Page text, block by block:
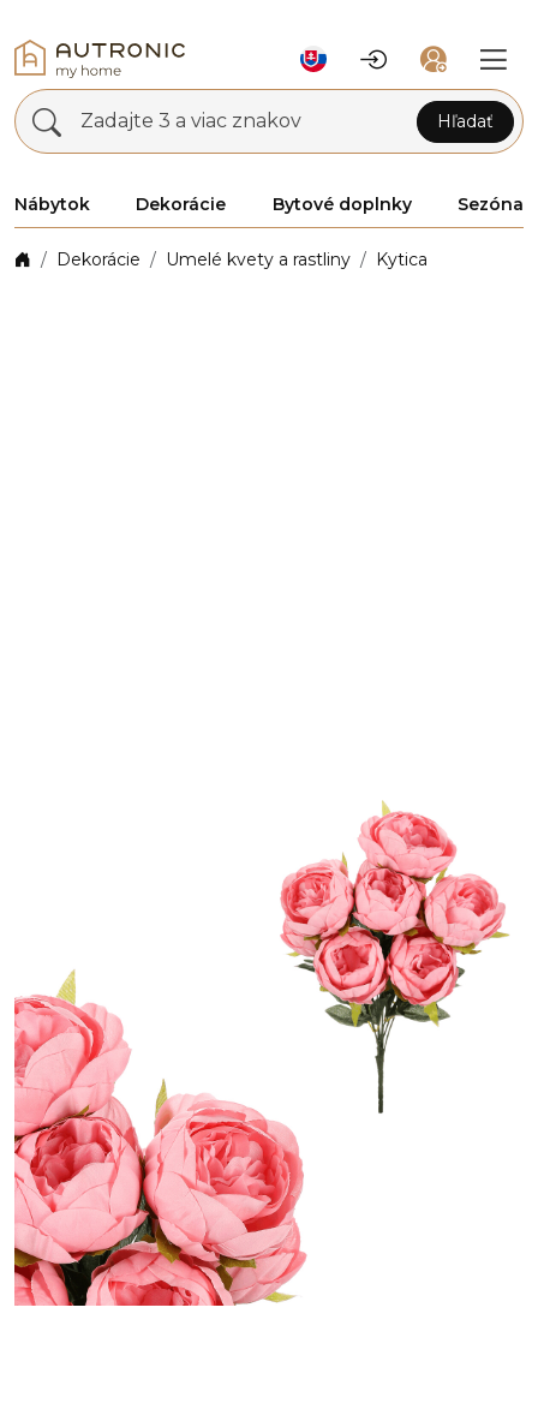
Zadajte 3 a viac znakov Hľadať
Nábytok Dekorácie Bytové doplnky Sezóna
Dekorácie Umelé kvety a rastliny Kytica